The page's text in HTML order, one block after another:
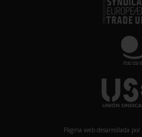
Página web desarrollada por